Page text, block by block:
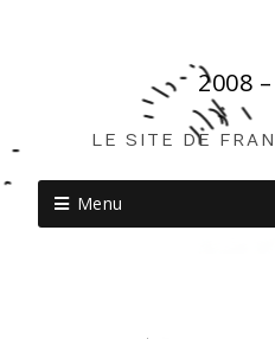
2008
LE SITE DE
Menu